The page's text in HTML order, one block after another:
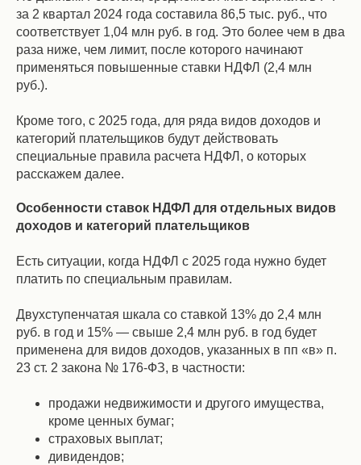
за 2 квартал 2024 года составила 86,5 тыс. руб., что
соответствует 1,04 млн руб. в год. Это более чем в два
раза ниже, чем лимит, после которого начинают
применяться повышенные ставки НДФЛ (2,4 млн
руб.).
Кроме того, с 2025 года, для ряда видов доходов и
категорий плательщиков будут действовать
специальные правила расчета НДФЛ, о которых
расскажем далее.
Особенности ставок НДФЛ для отдельных видов
доходов и категорий плательщиков
Есть ситуации, когда НДФЛ с 2025 года нужно будет
платить по специальным правилам.
Двухступенчатая шкала со ставкой 13% до 2,4 млн
руб. в год и 15% — свыше 2,4 млн руб. в год будет
применена для видов доходов, указанных в пп «в» п.
23 ст. 2 закона № 176-ФЗ, в частности:
продажи недвижимости и другого имущества,
кроме ценных бумаг;
страховых выплат;
дивидендов;